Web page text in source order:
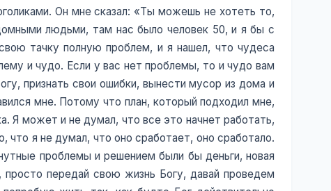
Он мне сказал: «Ты можешь не хотеть то,
людьми, там нас было человек 50, и я бы с
тачку полную проблем, и я нашел, что чудеса
и чудо. Если у вас нет проблемы, то и чудо вам
признать свои ошибки, вынести мусор из дома и
мне. Потому что план, который подходил мне,
Я может и не думал, что все это начнет работать,
что я не думал, что оно сработает, оно сработало.
проблемы и решением были бы деньги, новая
передай свою жизнь Богу, давай проведем